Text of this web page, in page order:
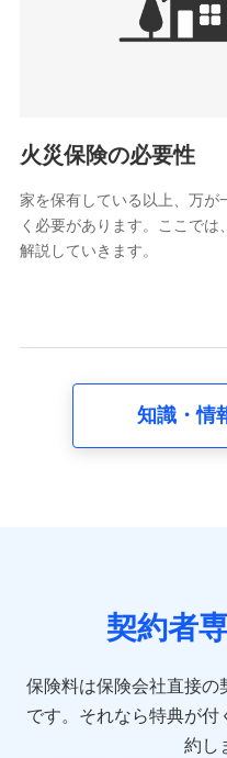
供し、金融商品等の契約を
アンケートやキャンペー
電話対応の品質向上および
6.採用応募者の個人情報
採用選考および入社手続を
8.取引先個人情報
取引先としての選定業務
10.受託業務の 個人情報
11.マイカー通勤管理ク
ビスに関してのお問い合
火災保険の必要性
家を保有している以上、万が
く必要があります。ここで
解説していきます。
知識・情
契約者
保険料は保険会社直接の
です。 それなら特典が付
約し